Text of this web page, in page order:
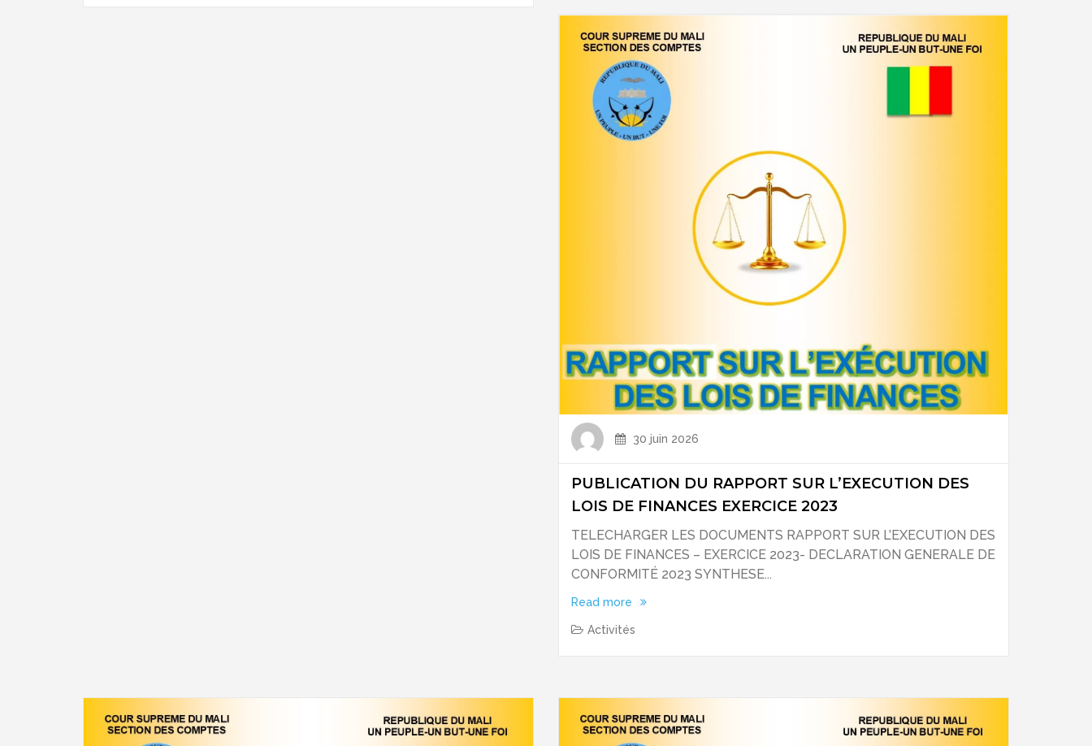
30 juin 2026
PUBLICATION DU RAPPORT SUR L’EXECUTION DES
LOIS DE FINANCES EXERCICE 2023
TELECHARGER LES DOCUMENTS RAPPORT SUR L’EXECUTION DES
LOIS DE FINANCES – EXERCICE 2023- DECLARATION GENERALE DE
CONFORMITÉ 2023 SYNTHESE...
Read more
Activités